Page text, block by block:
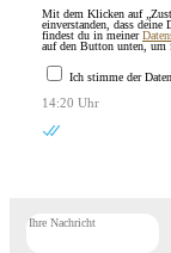
Mit dem Klicken auf
einverstanden, dass deine
findest du in meiner
auf den Button unten, um
Ich stimme der
14:20 Uhr